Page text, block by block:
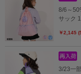
8/6～
サック
￥2,145
3/23一